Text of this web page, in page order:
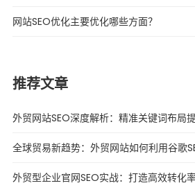
网站SEO优化主要优化哪些方面？
推荐文章
外贸网站SEO深度解析：精准关键词布局
全球贸易新趋势：外贸网站如何利用谷歌
外贸型企业官网SEO实战：打造高效转化